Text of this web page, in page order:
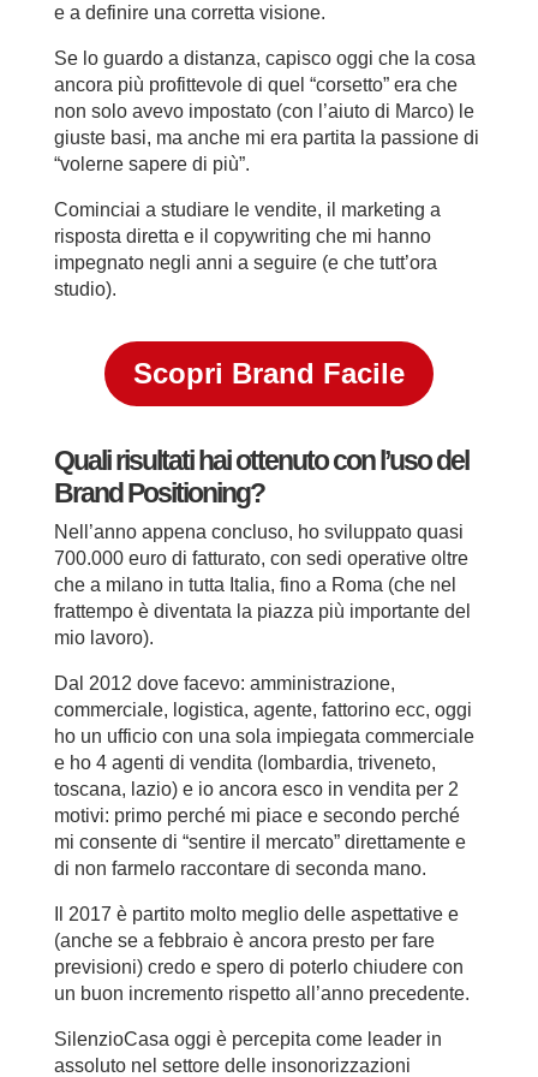
e a definire una corretta visione.
Se lo guardo a distanza, capisco oggi che la cosa
ancora più profittevole di quel “corsetto” era che
non solo avevo impostato (con l’aiuto di Marco) le
giuste basi, ma anche mi era partita la passione di
“volerne sapere di più”.
Cominciai a studiare le vendite, il marketing a
risposta diretta e il copywriting che mi hanno
impegnato negli anni a seguire (e che tutt’ora
studio).
Scopri Brand Facile
Quali risultati hai ottenuto con l’uso del
Brand Positioning?
Nell’anno appena concluso, ho sviluppato quasi
700.000 euro di fatturato, con sedi operative oltre
che a milano in tutta Italia, fino a Roma (che nel
frattempo è diventata la piazza più importante del
mio lavoro).
Dal 2012 dove facevo: amministrazione,
commerciale, logistica, agente, fattorino ecc, oggi
ho un ufficio con una sola impiegata commerciale
e ho 4 agenti di vendita (lombardia, triveneto,
toscana, lazio) e io ancora esco in vendita per 2
motivi: primo perché mi piace e secondo perché
mi consente di “sentire il mercato” direttamente e
di non farmelo raccontare di seconda mano.
Il 2017 è partito molto meglio delle aspettative e
(anche se a febbraio è ancora presto per fare
previsioni) credo e spero di poterlo chiudere con
un buon incremento rispetto all’anno precedente.
SilenzioCasa oggi è percepita come leader in
assoluto nel settore delle insonorizzazioni